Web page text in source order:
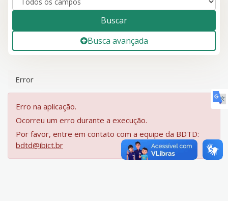
Buscar
Busca avançada
Error
Erro na aplicação.
Ocorreu um erro durante a execução.
Por favor, entre em contato com a equipe da BDTD:
bdtd@ibict.br